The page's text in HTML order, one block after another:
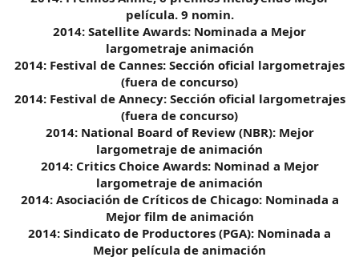
película. 9 nomin.
2014: Satellite Awards: Nominada a Mejor
largometraje animación
2014: Festival de Cannes: Sección oficial largometrajes
(fuera de concurso)
2014: Festival de Annecy: Sección oficial largometrajes
(fuera de concurso)
2014: National Board of Review (NBR): Mejor
largometraje de animación
2014: Critics Choice Awards: Nominad a Mejor
largometraje de animación
2014: Asociación de Críticos de Chicago: Nominada a
Mejor film de animación
2014: Sindicato de Productores (PGA): Nominada a
Mejor película de animación